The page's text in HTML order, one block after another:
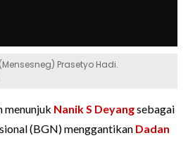
Prasetyo Hadi.
menunjuk Nanik S Deyangsebagai
(BGN) menggantikan Dadan